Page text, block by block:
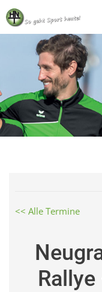
Skip
to
content
<< Alle Termine
Rallye